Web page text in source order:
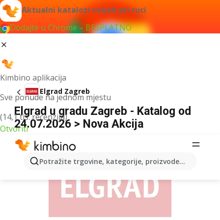
Aktualni katalozi uvijek pri ruci
Dodajte u Chrome – BESPLATNO
Kimbino aplikacija
Sve ponude na jednom mjestu
(14,1 tis. recenzija)
Otvoriti
Potražite trgovine, kategorije, proizvode...
Elgrad Zagreb
Elgrad u gradu Zagreb - Katalog od
24.07.2026 > Nova Akcija